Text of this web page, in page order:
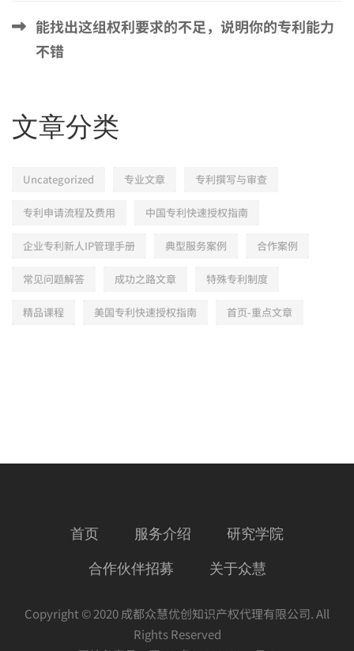
能找出这组权利要求的不足，说明你的专利能力
不错
文章分类
Uncategorized 专业文章 专利撰写与审查
专利申请流程及费用 中国专利快速授权指南
企业专利新人IP管理手册 典型服务案例 合作案例
常见问题解答 成功之路文章 特殊专利制度
精品课程 美国专利快速授权指南 首页-重点文章
首页 服务介绍 研究学院
合作伙伴招募 关于众慧
Copyright © 2020 成都众慧优创知识产权代理有限公司. All
Rights Reserved